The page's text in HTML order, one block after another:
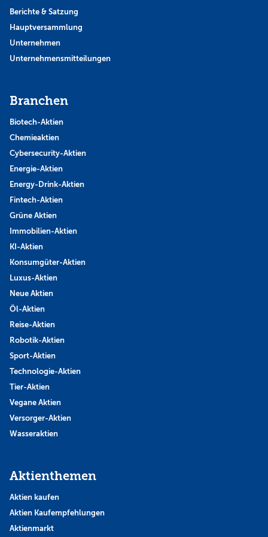
Berichte & Satzung
Hauptversammlung
Unternehmen
Unternehmensmitteilungen
Branchen
Biotech-Aktien
Chemieaktien
Cybersecurity-Aktien
Energie-Aktien
Energy-Drink-Aktien
Fintech-Aktien
Grüne Aktien
Immobilien-Aktien
KI-Aktien
Konsumgüter-Aktien
Luxus-Aktien
Neue Aktien
Öl-Aktien
Reise-Aktien
Robotik-Aktien
Sport-Aktien
Technologie-Aktien
Tier-Aktien
Vegane Aktien
Versorger-Aktien
Wasseraktien
Aktienthemen
Aktien kaufen
Aktien Kaufempfehlungen
Aktienmarkt